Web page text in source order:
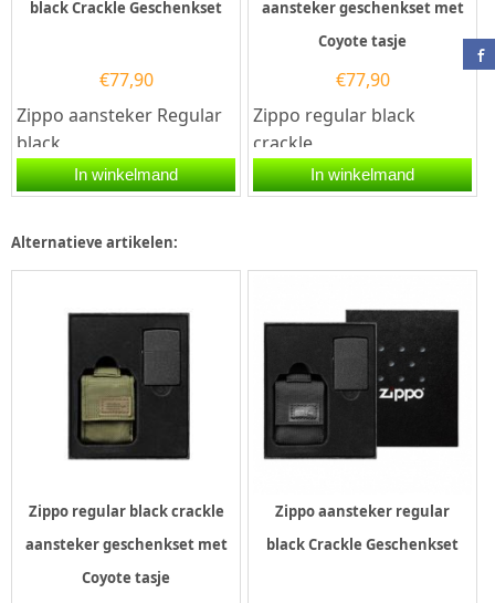
black Crackle Geschenkset
€77,90
Zippo aansteker Regular
black
Crackle Geschenkset Een
Zippo aansteker is een
In winkelmand
aansteker geschenkset met
Coyote tasje
€77,90
Zippo regular black
crackle
aansteker geschenkset
met Coyote tasje. Een
In winkelmand
Alternatieve artikelen:
Zippo regular black crackle
aansteker geschenkset met
Coyote tasje
Zippo aansteker regular
black Crackle Geschenkset